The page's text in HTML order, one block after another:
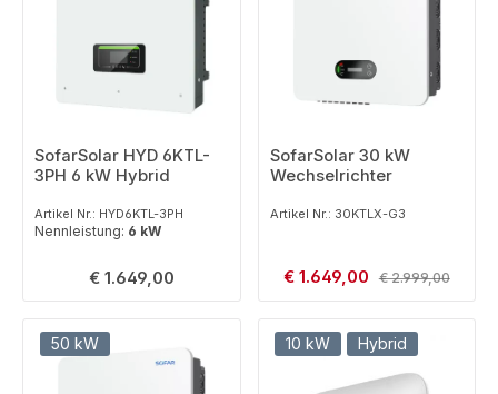
SofarSolar HYD 6KTL-
3PH 6 kW Hybrid
Artikel Nr.: HYD6KTL-3PH
Nennleistung: 6 kW
Regulärer Preis:
€ 1.649,00
SofarSolar 30 kW
Wechselrichter
Artikel Nr.: 30KTLX-G3
Verkaufspreis:
€ 1.649,00 Regulärer Preis:
€ 2.999,00
50 kW 10 kW Hybrid